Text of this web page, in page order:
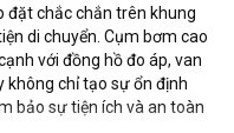
đặt chắc chắn trên khung
di chuyển. Cụm bơm cao
với đồng hồ đo áp, van
không chỉ tạo sự ổn định
bảo sự tiện ích và an toàn